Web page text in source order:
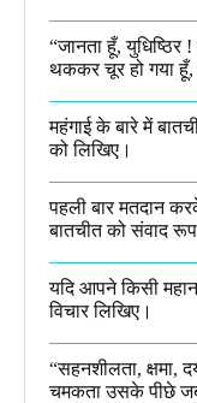
“जानता हूँ,
थककर चूर हो गया हूँ,
महंगाई के बारे में
को लिखिए।
पहली बार मतदान
बातचीत को संवाद
यदि आपने किसी
विचार लिखिए।
“सहनशीलता, क्षमा,
चमकता उसके पीछे जब